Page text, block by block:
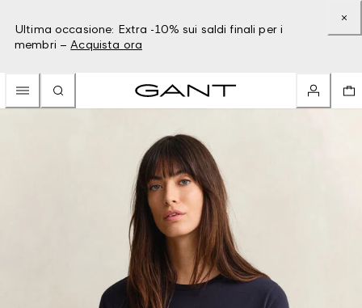
Ultima occasione: Extra -10% sui saldi finali per i
membri – Acquista ora